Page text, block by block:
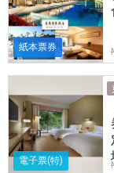
紙本票券
電子票(特)